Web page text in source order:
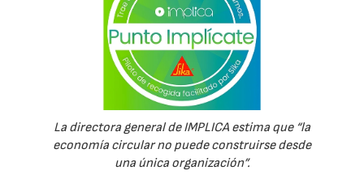
La directora general de IMPLICA estima que “la
economía circular no puede construirse desde
una única organización”.